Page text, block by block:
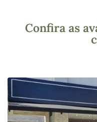
Confira as